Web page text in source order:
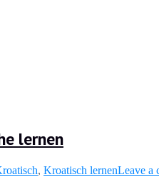
lernen
, Kroatisch lernenLeave a